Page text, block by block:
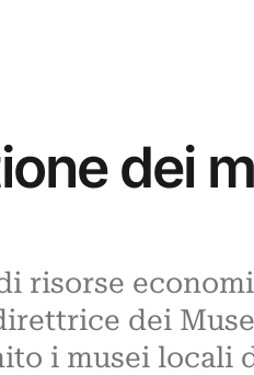
dei
risorse
dei
i musei locali